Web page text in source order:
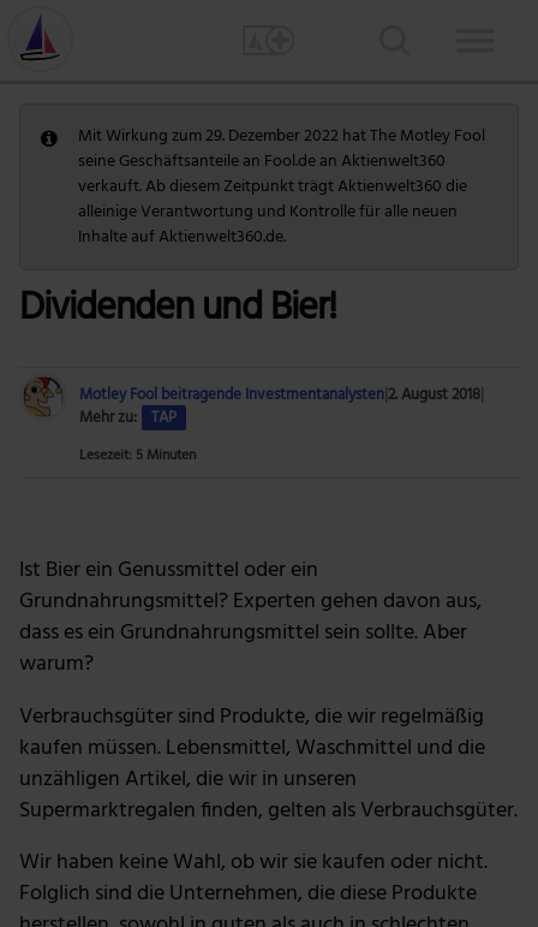
Mit Wirkung zum 29. Dezember 2022 hat The Motley Fool
seine Geschäftsanteile an Fool.de an Aktienwelt360
verkauft. Ab diesem Zeitpunkt trägt Aktienwelt360 die
alleinige Verantwortung und Kontrolle für alle neuen
Inhalte auf Aktienwelt360.de.
Dividenden und Bier!
Motley Fool beitragende Investmentanalysten2. August 2018
Mehr zu: TAP
Lesezeit: 5 Minuten
Ist Bier ein Genussmittel oder ein
Grundnahrungsmittel? Experten gehen davon aus,
dass es ein Grundnahrungsmittel sein sollte. Aber
warum?
Verbrauchsgüter sind Produkte, die wir regelmäßig
kaufen müssen. Lebensmittel, Waschmittel und die
unzähligen Artikel, die wir in unseren
Supermarktregalen finden, gelten als Verbrauchsgüter.
Wir haben keine Wahl, ob wir sie kaufen oder nicht.
Folglich sind die Unternehmen, die diese Produkte